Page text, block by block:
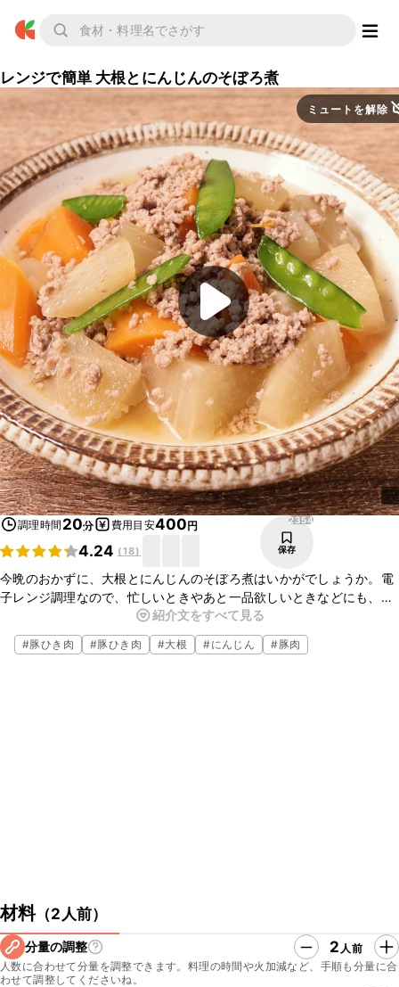
レンジで簡単 大根とにんじんのそぼろ煮
ミュートを解除
調理時間 20分 費用目安400円
4.24 (18)
2354
保存
今晩のおかずに、大根とにんじんのそぼろ煮はいかがでしょうか。電
子レンジ調理なので、忙しいときやあと一品欲しいときなどにも、と
ても手軽に作れて便利ですよ。お酒のおつまみにも合うので、ぜひお
試しくださいね。
紹介文をすべて見る
#豚ひき肉 #豚ひき肉 #大根 #にんじん #豚肉
材料（2人前）
分量の調整 2 人前
人数に合わせて分量を調整できます。料理の時間や火加減など、手順も分量に合
わせて調整してくださいね。